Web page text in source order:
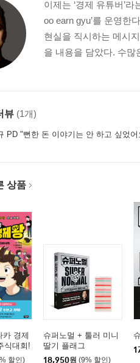
이제는 ‘경제 유튜버’
oo earn gyu’를 운영한
현실을 직시하는 메시
을 내용을 담았다. 수많
뷰 (1개)
PD "뻔한 돈 이야기는 안 하고 싶었어
상품
카 경제
식대회!
할인)
슈퍼노멀 + 툴러 미니
딸기 플래그
18,950원 (9% 할인)